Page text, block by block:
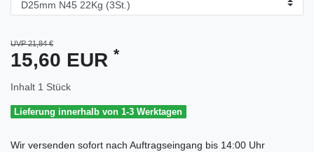
UVP 21,84 €
15,60 EUR *
Inhalt 1 Stück
Lieferung innerhalb von 1-3 Werktagen
Wir versenden sofort nach Auftragseingang bis 14:00 Uhr